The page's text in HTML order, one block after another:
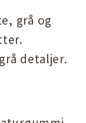
grå og
detaljer.